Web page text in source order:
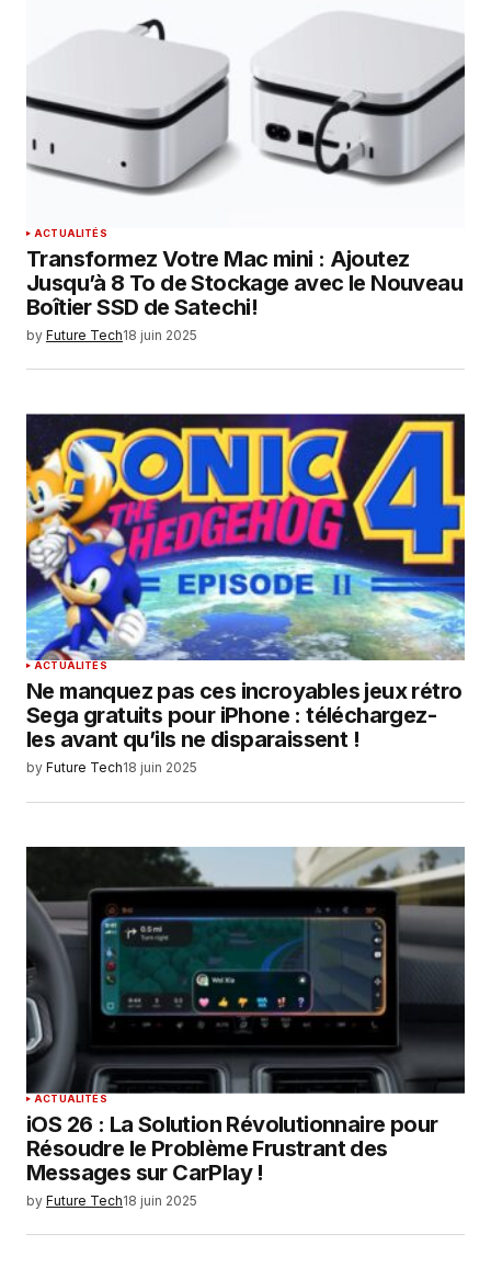
ACTUALITÉS
Transformez Votre Mac mini : Ajoutez
Jusqu’à 8 To de Stockage avec le Nouveau
Boîtier SSD de Satechi!
by Future Tech18 juin 2025
ACTUALITÉS
Ne manquez pas ces incroyables jeux rétro
Sega gratuits pour iPhone : téléchargez-
les avant qu’ils ne disparaissent !
by Future Tech18 juin 2025
ACTUALITÉS
iOS 26 : La Solution Révolutionnaire pour
Résoudre le Problème Frustrant des
Messages sur CarPlay !
by Future Tech18 juin 2025